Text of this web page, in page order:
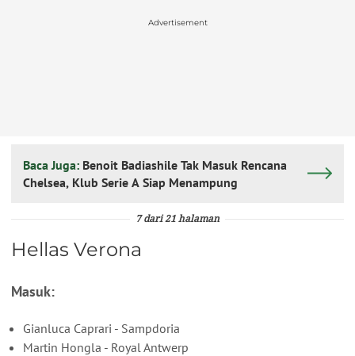
Advertisement
Baca Juga: Benoit Badiashile Tak Masuk Rencana
Chelsea, Klub Serie A Siap Menampung
7 dari 21 halaman
Hellas Verona
Masuk:
Gianluca Caprari - Sampdoria
Martin Hongla - Royal Antwerp